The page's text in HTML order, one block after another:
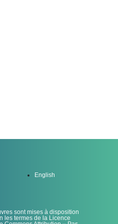
English
sont mises à disposition
les termes de la Licence